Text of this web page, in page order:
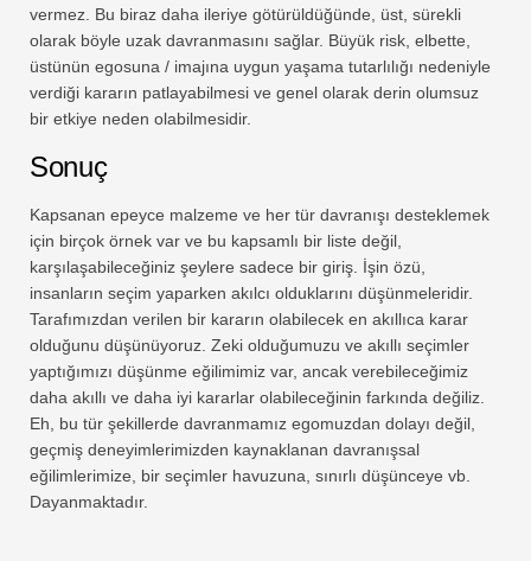
vermez. Bu biraz daha ileriye götürüldüğünde, üst, sürekli
olarak böyle uzak davranmasını sağlar. Büyük risk, elbette,
üstünün egosuna / imajına uygun yaşama tutarlılığı nedeniyle
verdiği kararın patlayabilmesi ve genel olarak derin olumsuz
bir etkiye neden olabilmesidir.
Sonuç
Kapsanan epeyce malzeme ve her tür davranışı desteklemek
için birçok örnek var ve bu kapsamlı bir liste değil,
karşılaşabileceğiniz şeylere sadece bir giriş. İşin özü,
insanların seçim yaparken akılcı olduklarını düşünmeleridir.
Tarafımızdan verilen bir kararın olabilecek en akıllıca karar
olduğunu düşünüyoruz. Zeki olduğumuzu ve akıllı seçimler
yaptığımızı düşünme eğilimimiz var, ancak verebileceğimiz
daha akıllı ve daha iyi kararlar olabileceğinin farkında değiliz.
Eh, bu tür şekillerde davranmamız egomuzdan dolayı değil,
geçmiş deneyimlerimizden kaynaklanan davranışsal
eğilimlerimize, bir seçimler havuzuna, sınırlı düşünceye vb.
Dayanmaktadır.